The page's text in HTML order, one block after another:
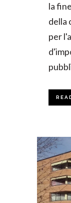
la
della
per